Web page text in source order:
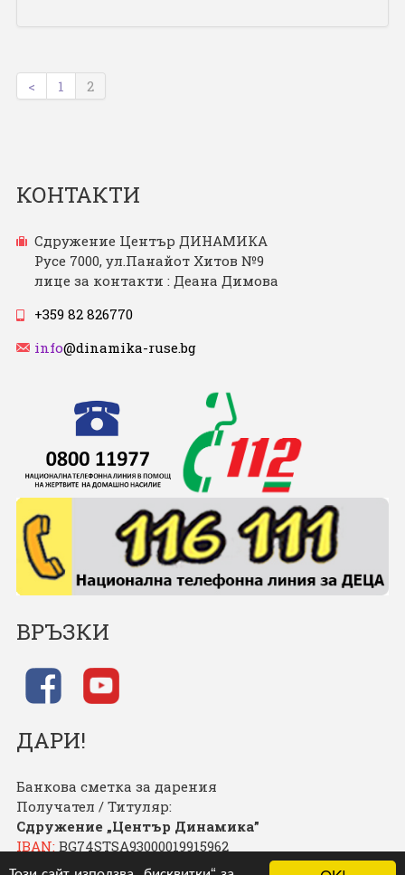
< 1 2
КОНТАКТИ
Сдружение Център ДИНАМИКА
Русе 7000, ул.Панайот Хитов №9
лице за контакти : Деана Димова
+359 82 826770
info@dinamika-ruse.bg
ВРЪЗКИ
ДАРИ!
Банкова сметка за дарения
Получател / Титуляр:
Сдружение „Център Динамика”
IBAN:BG74STSA93000019915962
BIC:
STSABGSF